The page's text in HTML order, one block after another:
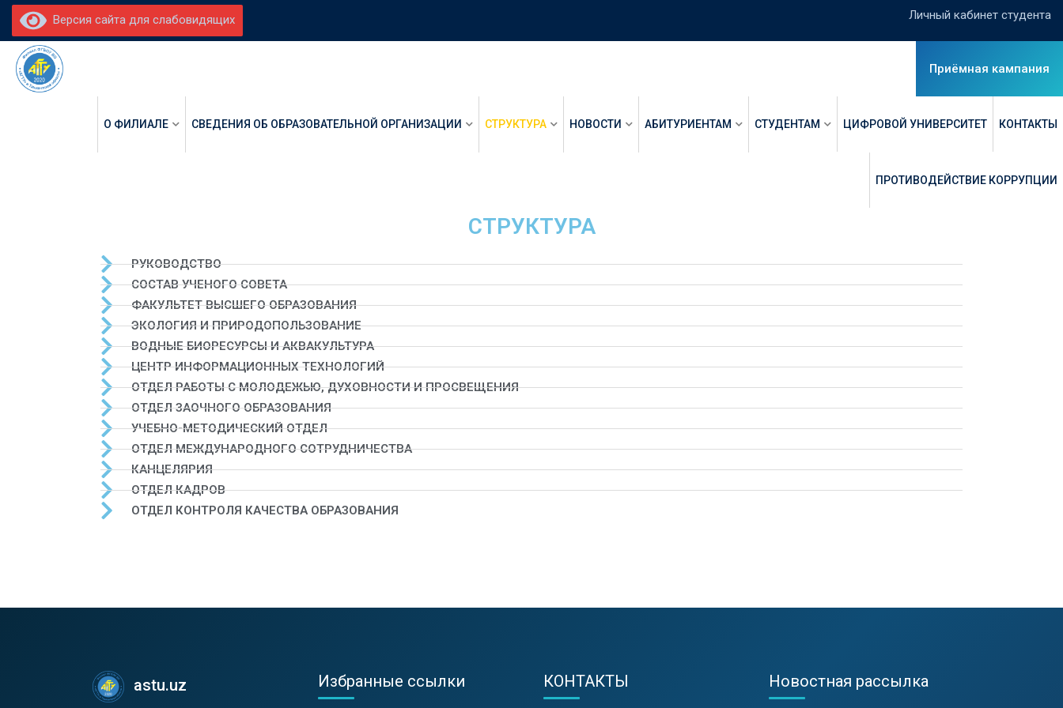
Версия сайта для слабовидящих Личный кабинет студента
Приёмная кампания
О ФИЛИАЛЕ СВЕДЕНИЯ ОБ ОБРАЗОВАТЕЛЬНОЙ ОРГАНИЗАЦИИ СТРУКТУРА НОВОСТИ АБИТУРИЕНТАМ СТУДЕНТАМ ЦИФРОВОЙ УНИВЕРСИТЕТ КОНТАКТЫ
ПРОТИВОДЕЙСТВИЕ КОРРУПЦИИ
СТРУКТУРА
РУКОВОДСТВО
СОСТАВ УЧЕНОГО СОВЕТА
ФАКУЛЬТЕТ ВЫСШЕГО ОБРАЗОВАНИЯ
ЭКОЛОГИЯ И ПРИРОДОПОЛЬЗОВАНИЕ
ВОДНЫЕ БИОРЕСУРСЫ И АКВАКУЛЬТУРА
ЦЕНТР ИНФОРМАЦИОННЫХ ТЕХНОЛОГИЙ
ОТДЕЛ РАБОТЫ С МОЛОДЕЖЬЮ, ДУХОВНОСТИ И ПРОСВЕЩЕНИЯ
ОТДЕЛ ЗАОЧНОГО ОБРАЗОВАНИЯ
УЧЕБНО-МЕТОДИЧЕСКИЙ ОТДЕЛ
ОТДЕЛ МЕЖДУНАРОДНОГО СОТРУДНИЧЕСТВА
КАНЦЕЛЯРИЯ
ОТДЕЛ КАДРОВ
ОТДЕЛ КОНТРОЛЯ КАЧЕСТВА ОБРАЗОВАНИЯ
astu.uz Избранные ссылки КОНТАКТЫ Новостная рассылка